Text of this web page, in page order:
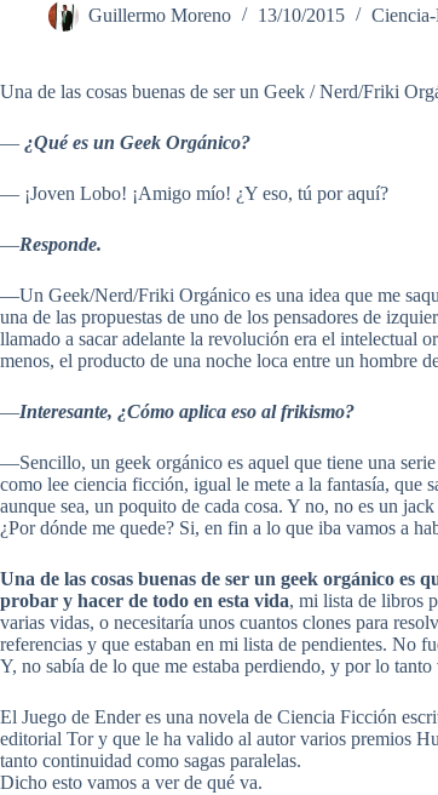
Guillermo Moreno 13/10/2015
Una de las cosas buenas de ser un Geek / Nerd/Friki
— ¿Qué es un Geek Orgánico?
— ¡Joven Lobo! ¡Amigo mío! ¿Y eso, tú por aquí?
—Responde.
—Un Geek/Nerd/Friki Orgánico es una idea que me
una de las propuestas de uno de los pensadores de
llamado a sacar adelante la revolución era el intelectual
menos, el producto de una noche loca entre un hombre
—Interesante, ¿Cómo aplica eso al frikismo?
—Sencillo, un geek orgánico es aquel que tiene una
como lee ciencia ficción, igual le mete a la fantasía, que
aunque sea, un poquito de cada cosa. Y no, no es un
¿Por dónde me quede? Si, en fin a lo que iba vamos a
Una de las cosas buenas de ser un geek orgánico es
probar y hacer de todo en esta vida, mi lista de libros
varias vidas, o necesitaría unos cuantos clones para
referencias y que estaban en mi lista de pendientes. No
Y, no sabía de lo que me estaba perdiendo, y por lo
El Juego de Ender es una novela de Ciencia Ficción
editorial Tor y que le ha valido al autor varios premios
tanto continuidad como sagas paralelas.
Dicho esto vamos a ver de qué va.